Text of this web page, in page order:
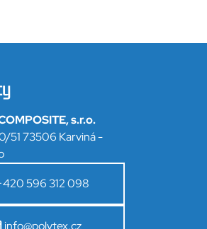
s.r.o.
51 73506 Karviná -
596 312 098
info@polytex.cz